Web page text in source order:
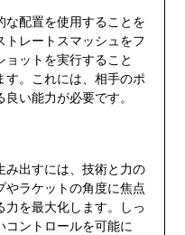
な配置を使用することを
トレートスマッシュをフ
ョットを実行すること
す。これには、相手のポ
い能力が必要です。
み出すには、技術と力の
やラケットの角度に焦点
力を最大化します。しっ
コントロールを可能に